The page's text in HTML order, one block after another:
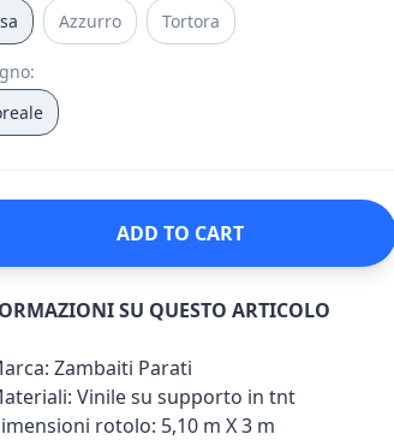
Azzurro Tortora
:
ADD TO CART
SU QUESTO ARTICOLO
Zambaiti Parati
Vinile su supporto in tnt
rotolo: 5,10 m X 3 m